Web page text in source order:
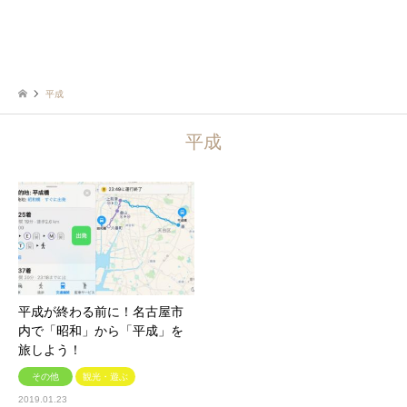
平成
平成
平成が終わる前に！名古屋市
内で「昭和」から「平成」を
旅しよう！
その他 観光・遊ぶ
2019.01.23